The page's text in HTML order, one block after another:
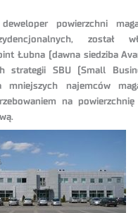
powierzchni
został
Łubna (dawna siedziba
strategii SBU (Small
najemców
na